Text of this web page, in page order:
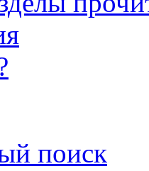
поиск